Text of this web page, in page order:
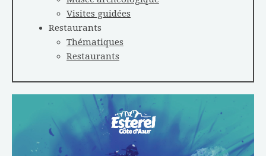
Visites guidées
Restaurants
Thématiques
Restaurants